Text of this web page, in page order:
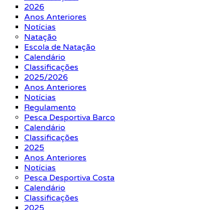
2026
Anos Anteriores
Notícias
Natação
Escola de Natação
Calendário
Classificações
2025/2026
Anos Anteriores
Notícias
Regulamento
Pesca Desportiva Barco
Calendário
Classificações
2025
Anos Anteriores
Notícias
Pesca Desportiva Costa
Calendário
Classificações
2025